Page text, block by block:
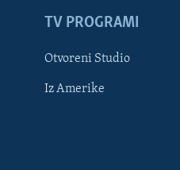
TV PROGRAMI
Otvoreni Studio
Iz Amerike